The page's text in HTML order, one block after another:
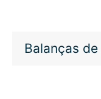
Balanças